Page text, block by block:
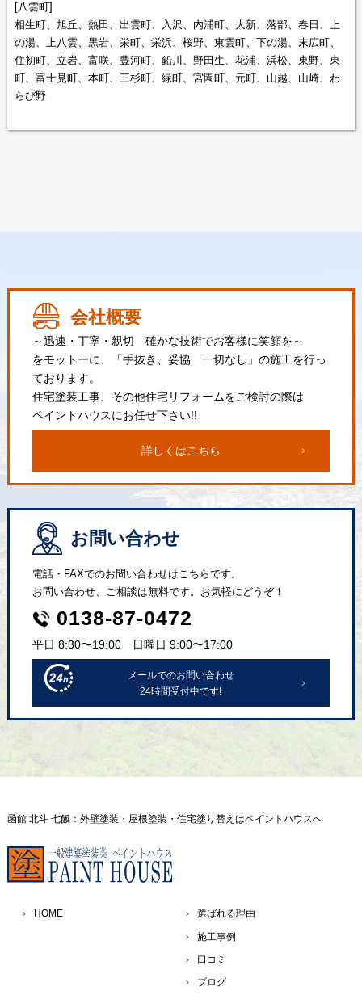
[八雲町]
相生町、旭丘、熱田、出雲町、入沢、内浦町、大新、落部、春日、上
の湯、上八雲、黒岩、栄町、栄浜、桜野、東雲町、下の湯、末広町、
住初町、立岩、富咲、豊河町、鉛川、野田生、花浦、浜松、東野、東
町、富士見町、本町、三杉町、緑町、宮園町、元町、山越、山崎、わ
らび野
会社概要
～迅速・丁寧・親切 確かな技術でお客様に笑顔を～
をモットーに、「手抜き、妥協 一切なし」の施工を行っ
ております。
住宅塗装工事、その他住宅リフォームをご検討の際は
ペイントハウスにお任せ下さい!!
詳しくはこちら
お問い合わせ
電話・FAXでのお問い合わせはこちらです。
お問い合わせ、ご相談は無料です。お気軽にどうぞ！
0138-87-0472
平日 8:30〜19:00 日曜日 9:00〜17:00
メールでのお問い合わせ
24時間受付中です!
函館 北斗 七飯：外壁塗装・屋根塗装・住宅塗り替えはペイントハウスへ
HOME 選ばれる理由
施工事例
口コミ
ブログ